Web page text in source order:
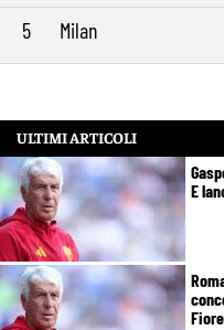
5
Milan
ULTIMI ARTICOLI
E